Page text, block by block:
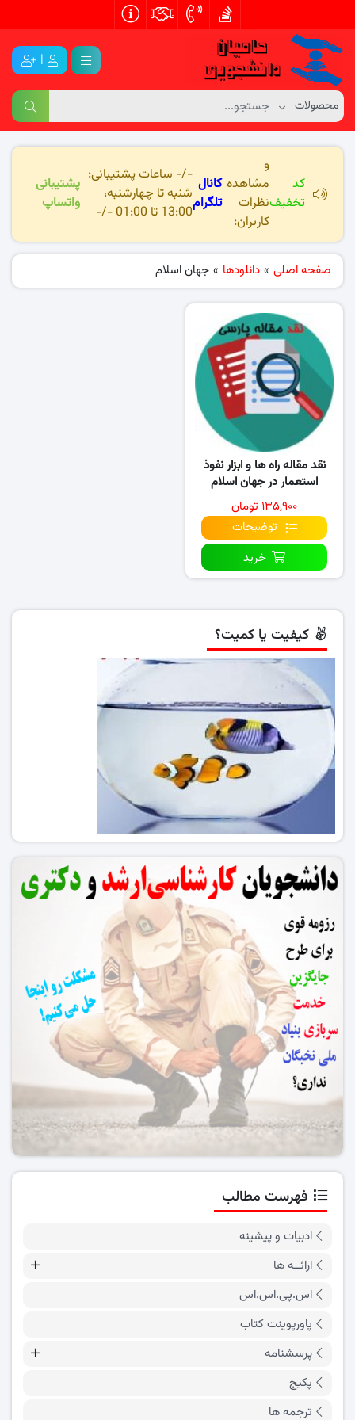
|
کد
تخفیف
و
مشاهده
نظرات
کاربران:
کانال
تلگرام
-/- ساعات پشتیبانی:
شنبه تا چهارشنبه،
13:00 تا 01:00 -/-
پشتیبانی
واتساپ
صفحه اصلی » دانلودها » جهان اسلام
نقد مقاله راه ها و ابزار نفوذ
استعمار در جهان اسلام
(اقدامات استعمارگران)
۱۳۵,۹۰۰ تومان
توضیحات
خرید
کیفیت یا کمیت؟
فهرست مطالب
ادبیات و پیشینه
ارائــه ها
اس.پی.اس.اس
پاورپوینت کتاب
پرسشنامه
پکیج
ترجمه ها